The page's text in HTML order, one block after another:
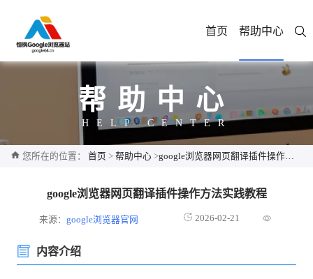
首页 帮助中心
帮助中心
HELP CENTER
您所在的位置： 首页 > 帮助中心 >google浏览器网页翻译插件操作方法实践教程
google浏览器网页翻译插件操作方法实践教程
来源：google浏览器官网 2026-02-21
内容介绍